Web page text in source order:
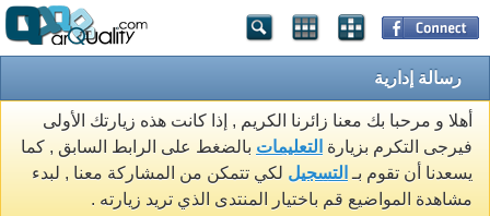
رسالة إدارية
أهلا و مرحبا بك معنا زائرنا الكريم , إذا كانت هذه زيارتك الأولى
فيرجى التكرم بزيارة التعليمات بالضغط على الرابط السابق , كما
يسعدنا أن تقوم بـ التسجيل لكي تتمكن من المشاركة معنا , لبدء
مشاهدة المواضيع قم باختيار المنتدى الذي تريد زيارته .